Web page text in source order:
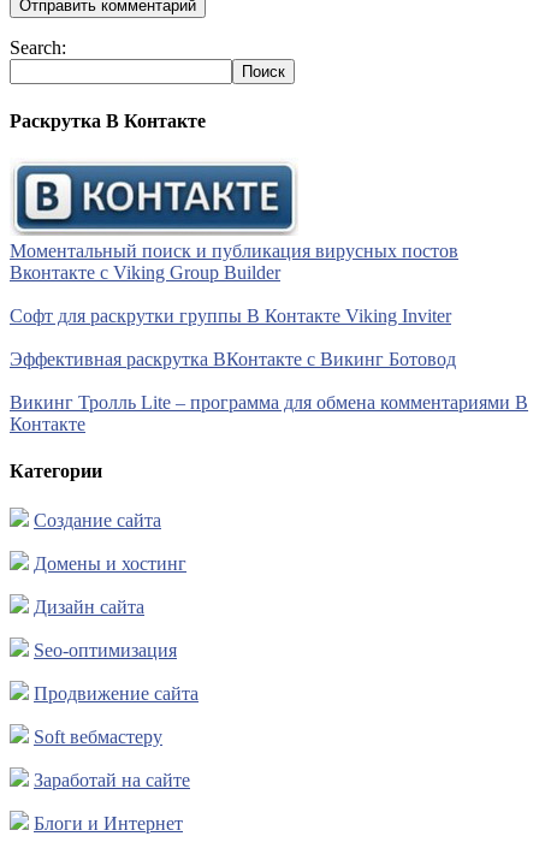
Search:
Раскрутка В Контакте
Моментальный поиск и публикация вирусных постов
Вконтакте с Viking Group Builder
Софт для раскрутки группы В Контакте Viking Inviter
Эффективная раскрутка ВКонтакте с Викинг Ботовод
Викинг Тролль Lite – программа для обмена комментариями В
Контакте
Категории
Создание сайта
Домены и хостинг
Дизайн сайта
Seo-оптимизация
Продвижение сайта
Soft вебмастеру
Заработай на сайте
Блоги и Интернет